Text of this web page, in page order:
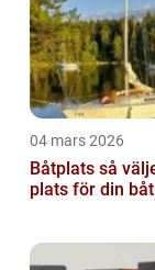
04 mars 2026
Båtplats så väljer du rätt
plats för din båt